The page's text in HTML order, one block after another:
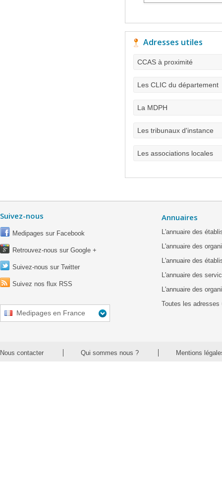
Adresses utiles
CCAS à proximité
Les CLIC du département
La MDPH
Les tribunaux d'instance
Les associations locales
Suivez-nous
Medipages sur Facebook
Retrouvez-nous sur Google +
Suivez-nous sur Twitter
Suivez nos flux RSS
Medipages en France
Annuaires
L'annuaire des
L'annuaire des
L'annuaire des
L'annuaire des
L'annuaire des
Toutes les adresses
Nous contacter Qui sommes nous ? Mentions